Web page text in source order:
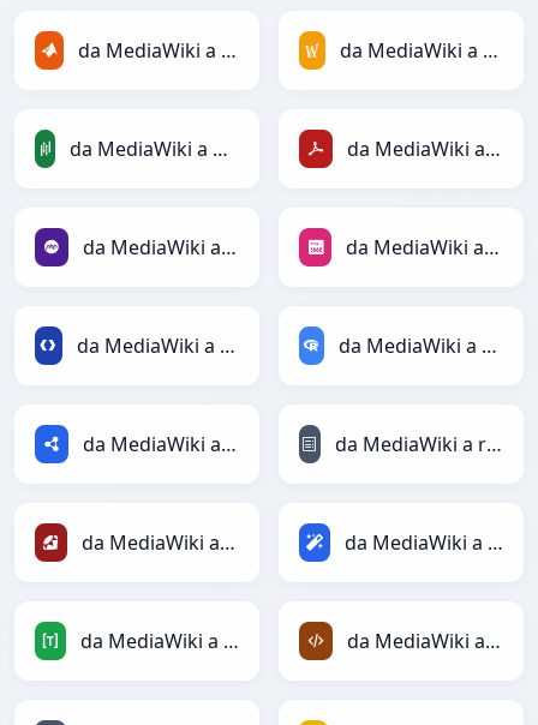
da MediaWiki a MATLAB da MediaWiki a MediaWiki
da MediaWiki a PandasDataFrame da MediaWiki a PDF
da MediaWiki a PHP da MediaWiki a PNG
da MediaWiki a Protobuf da MediaWiki a RDataFrame
da MediaWiki a RDF da MediaWiki a reStructuredText
da MediaWiki a Ruby da MediaWiki a Magic
da MediaWiki a TOML da MediaWiki a XML